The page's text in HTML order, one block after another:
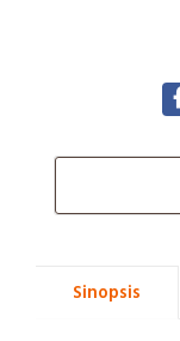
Sinopsis